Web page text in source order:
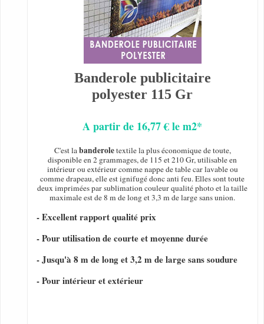
Banderole publicitaire
polyester 115 Gr
A partir de 16,77 € le m2*
C'est labanderoletextile la plus économique de toute,
disponible en 2 grammages, de 115 et 210 Gr, utilisable en
intérieur ou extérieur comme nappe de table car lavable ou
comme drapeau, elle est ignifugé donc anti feu. Elles sont toute
deux imprimées par sublimation couleur qualité photo et la taille
maximale est de 8 m de long et 3,3 m de large sans union.
- Excellent rapport qualité prix
- Pour utilisation de courte et moyenne durée
- Jusqu'à 8 m de long et 3,2 m de large sans soudure
- Pour intérieur et extérieur